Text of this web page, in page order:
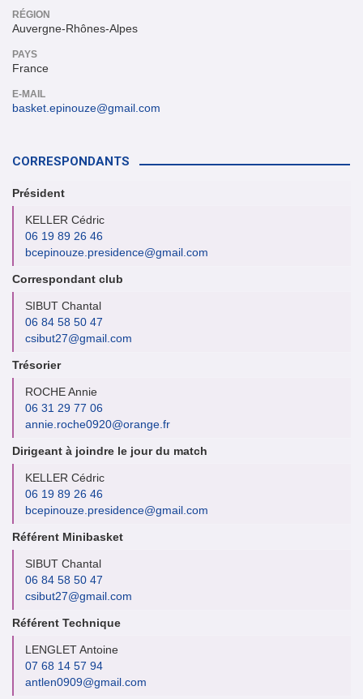
RÉGION
Auvergne-Rhônes-Alpes
PAYS
France
E-MAIL
basket.epinouze@gmail.com
CORRESPONDANTS
Président
KELLER Cédric
06 19 89 26 46
bcepinouze.presidence@gmail.com
Correspondant club
SIBUT Chantal
06 84 58 50 47
csibut27@gmail.com
Trésorier
ROCHE Annie
06 31 29 77 06
annie.roche0920@orange.fr
Dirigeant à joindre le jour du match
KELLER Cédric
06 19 89 26 46
bcepinouze.presidence@gmail.com
Référent Minibasket
SIBUT Chantal
06 84 58 50 47
csibut27@gmail.com
Référent Technique
LENGLET Antoine
07 68 14 57 94
antlen0909@gmail.com